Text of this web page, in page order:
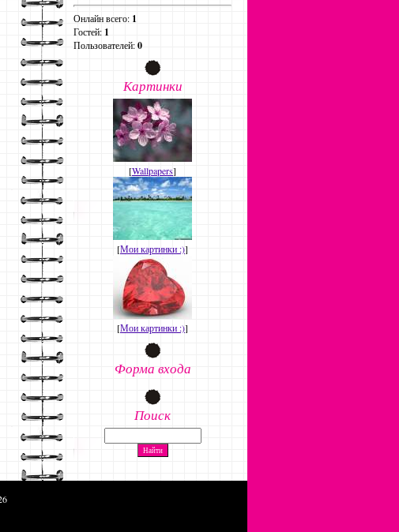
Онлайн всего: 1
Гостей:1
Пользователей:0
Картинки
[Wallpapers]
[Мои картинки :)]
[Мои картинки :)]
Форма входа
Поиск